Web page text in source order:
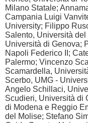
Milano Statale;
Campania Luigi
University; Filippo
Salento, Università
Università di Genova;
Napoli Federico II;
Palermo; Vincenzo
Scamardella,
Scerbo, UMG -
Angelo Schillaci,
Scudieri, Università di
di Modena e Reggio
del Molise; Stefano